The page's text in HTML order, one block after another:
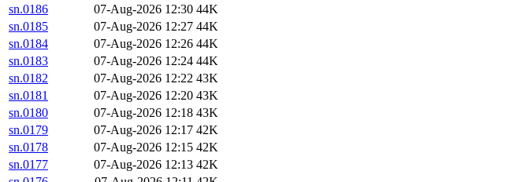
sn.0186
07-Aug-2026 12:30 44K
sn.0185
07-Aug-2026 12:27 44K
sn.0184
07-Aug-2026 12:26 44K
sn.0183
07-Aug-2026 12:24 44K
sn.0182
07-Aug-2026 12:22 43K
sn.0181
07-Aug-2026 12:20 43K
sn.0180
07-Aug-2026 12:18 43K
sn.0179
07-Aug-2026 12:17 42K
sn.0178
07-Aug-2026 12:15 42K
sn.0177
07-Aug-2026 12:13 42K